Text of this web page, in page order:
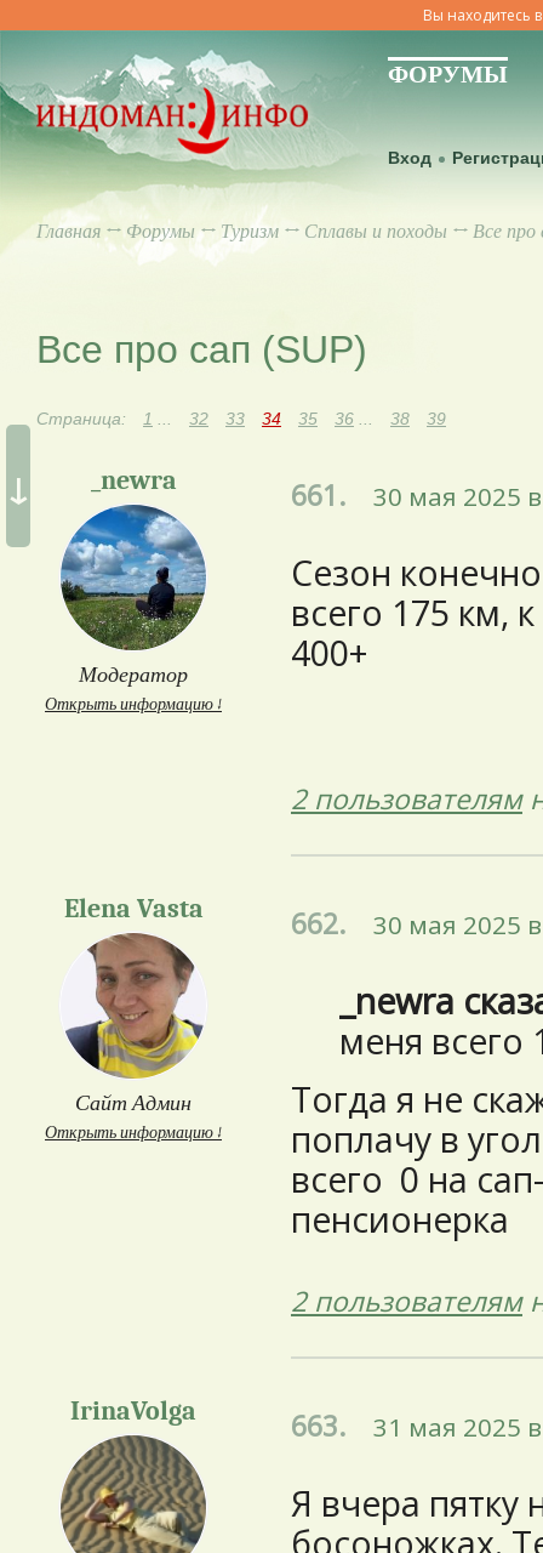
Вы находитесь
ФОРУМЫ
Вход
Главная ↔ Форумы↔ Туризм ↔ Сплавы и походы ↔ Все про
↓
Все про сап (SUP)
Страница: 1 32 33 34 35 36 38 39
_newra
Модератор
Открыть информацию ↓
661. 30 мая 2025
Сезон
всего 175 км,
400+
2 пользователям
Elena Vasta
Сайт Админ
Открыть информацию ↓
662. 30 мая 2025
_newra
меня всего
Тогда я не
поплачу в
всего 0 на
пенсионерка
2 пользователям
IrinaVolga 663. 31 мая 2025
Я вчера пятку
босоножках.